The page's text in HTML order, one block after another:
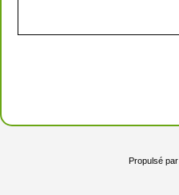
Propulsé par